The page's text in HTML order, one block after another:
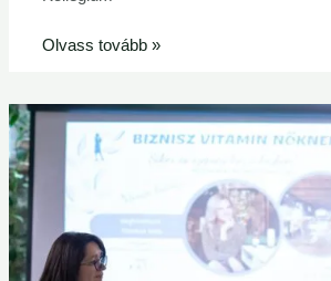
Olvass tovább »
Biznisz
Vitamin
Nőknek
beszélgetés
Fazakas
Katával